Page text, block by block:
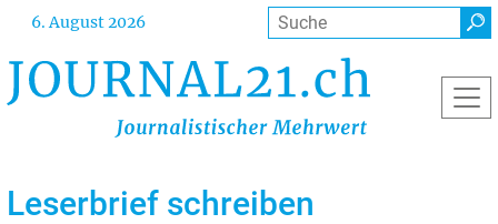
Direkt
Inhalt
6. August 2026 Suche
Leserbrief schreiben